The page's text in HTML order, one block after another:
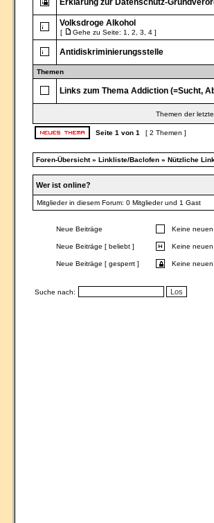
Erklärung zur Datenschutz-
Volksdroge Alkohol
[ Gehe zu Seite: 1 2 3 4 ]
Antidiskriminierungsstelle
Themen
Links zum Thema Addiction (=Sucht,
Themen der
Seite 1 von 1 [ 2 Themen ]
Foren-Übersicht» Linkliste/Baclofen » Nützliche
Wer ist online?
Mitglieder in diesem Forum: 0 Mitglieder und 1 Gast
Neue Beiträge Keine
Neue Beiträge [ beliebt ] Keine
Neue Beiträge [ gesperrt ] Keine
Suche nach: